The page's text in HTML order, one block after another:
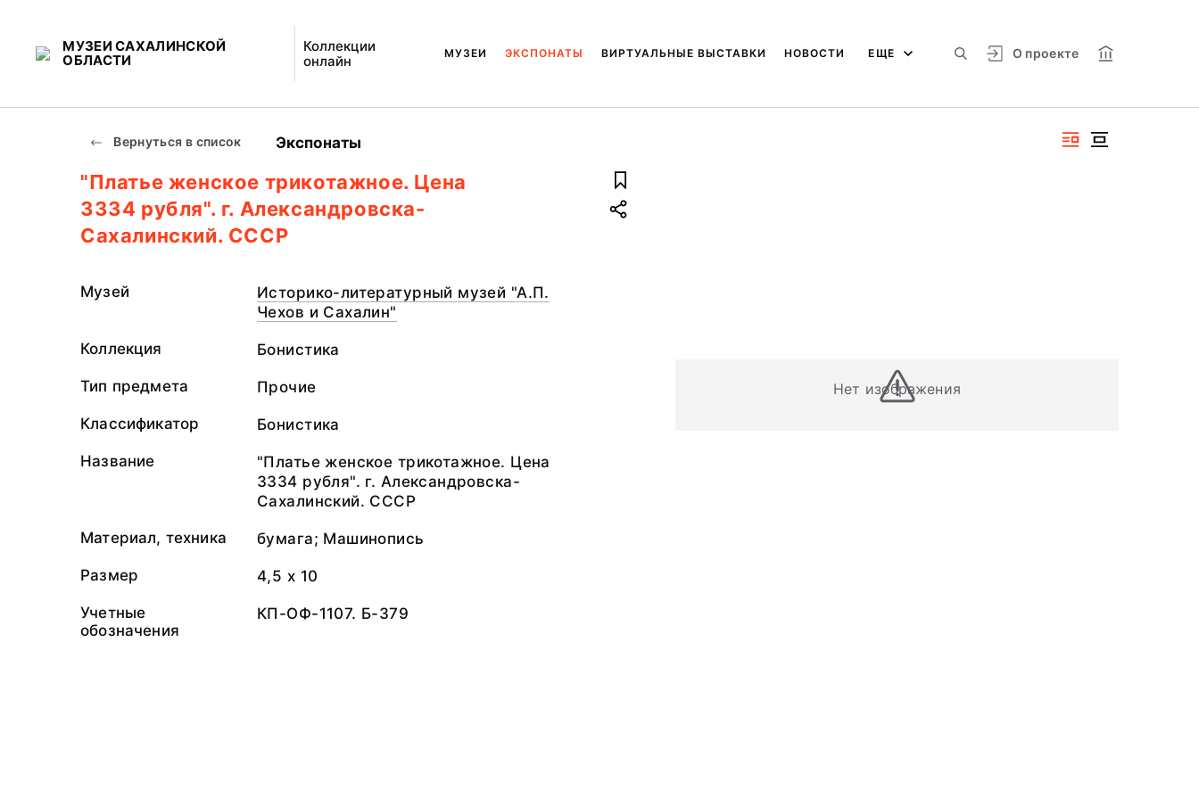
МУЗЕИ САХАЛИНСКОЙ
ОБЛАСТИ
Коллекции
онлайн
О проекте
МУЗЕИ ЭКСПОНАТЫ ВИРТУАЛЬНЫЕ ВЫСТАВКИ НОВОСТИ ЕЩЕ
Вернуться в список Экспонаты
Нет изображения
"Платье женское трикотажное. Цена
3334 рубля". г. Александровска-
Сахалинский. СССР
Музей
Историко-литературный музей "А.П.
Чехов и Сахалин"
Коллекция Бонистика
Тип предмета Прочие
Классификатор Бонистика
Название
"Платье женское трикотажное. Цена
3334 рубля". г. Александровска-
Сахалинский. СССР
Материал, техника бумага; Машинопись
Размер 4,5 х 10
Учетные
обозначения
КП-ОФ-1107. Б-379